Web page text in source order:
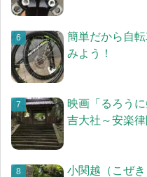
簡単だから自
みよう！
映画「るろう
吉大社～安楽律
小関越（こぜき